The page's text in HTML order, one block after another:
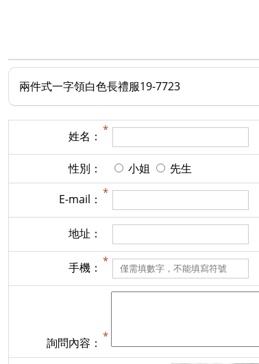
兩件式一字領白色長禮服19-7723
姓名：
性別： 小姐 先生
E-mail：
地址：
手機：
詢問內容：